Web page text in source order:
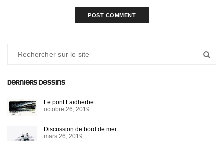
DERNIERS DESSINS
Le pont Faidherbe
octobre 26, 2019
Discussion de bord de mer
mars 26, 2019